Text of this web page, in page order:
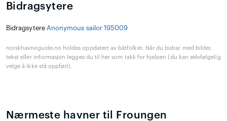
Bidragsytere
Bidragsytere Anonymous sailor 195009
norskhavneguide.no holdes oppdatert av båtfolket. Når du bidrar med bilder,
tekst eller informasjon legges du til her som takk for hjelpen (du kan selvfølgelig
velge å ikke stå oppført).
Nærmeste havner til Froungen